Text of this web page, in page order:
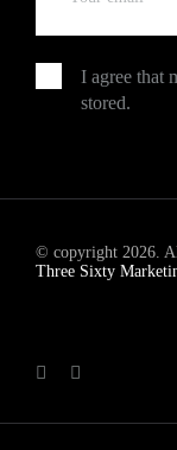
I agree that
stored.
© copyright 2026.
Three Sixty